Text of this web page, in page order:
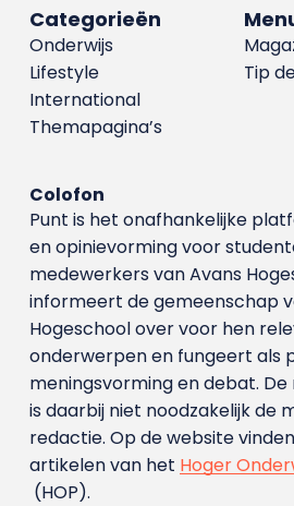
Tip
Categorieën
Onderwijs
Lifestyle
International
Themapagina’s
Colofon
Punt is het onafhankelijke
en opinievorming voor
medewerkers van Avans
informeert de gemeenschap
Hogeschool over voor hen
onderwerpen en fungeert als
meningsvorming en debat.
is daarbij niet noodzakelijk de
redactie. Op de website
artikelen van het Hoger
(HOP).